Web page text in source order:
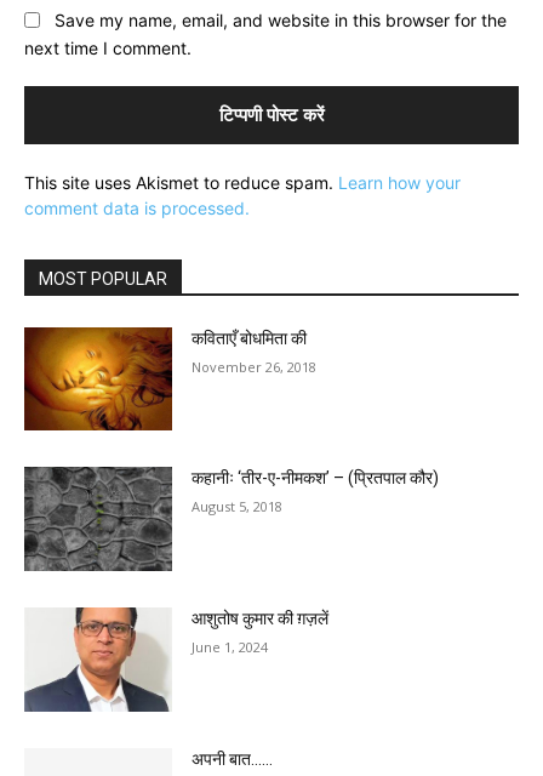
Save my name, email, and website in this browser for the
next time I comment.
This site uses Akismet to reduce spam. Learn how your
comment data is processed.
MOST POPULAR
कविताएँ बोधमिता की
November 26, 2018
कहानीः ‘तीर-ए-नीमकश’ – (प्रितपाल कौर)
August 5, 2018
आशुतोष कुमार की ग़ज़लें
June 1, 2024
अपनी बात……